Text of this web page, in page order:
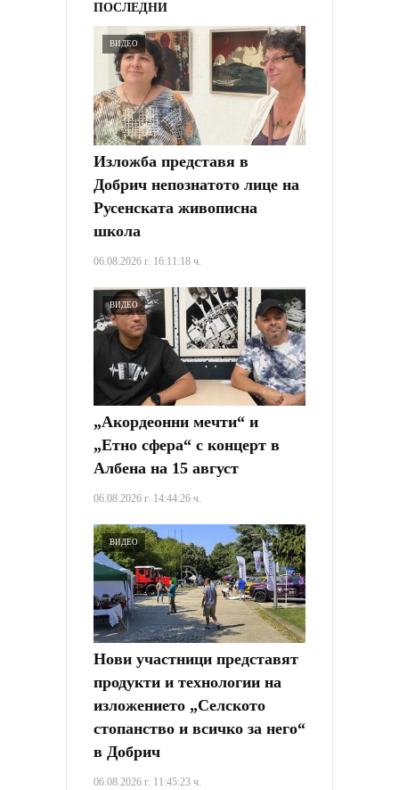
ПОСЛЕДНИ
ВИДЕО
Изложба представя в
Добрич непознатото лице на
Русенската живописна
школа
06.08.2026 г. 16:11:18 ч.
ВИДЕО
„Акордеонни мечти“ и
„Етно сфера“ с концерт в
Албена на 15 август
06.08.2026 г. 14:44:26 ч.
ВИДЕО
Нови участници представят
продукти и технологии на
изложението „Селското
стопанство и всичко за него“
в Добрич
06.08.2026 г. 11:45:23 ч.